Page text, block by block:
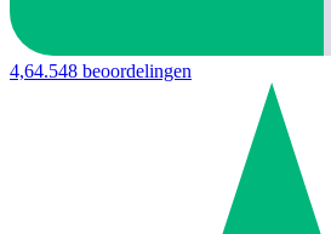
4,64.548 beoordelingen